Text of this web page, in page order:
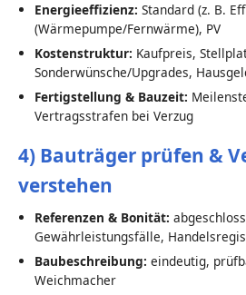
Energieeffizienz: Standard (z. B.
(Wärmepumpe/Fernwärme), PV
Kostenstruktur: Kaufpreis,
Sonderwünsche/Upgrades,
Fertigstellung & Bauzeit:
Vertragsstrafen bei Verzug
4) Bauträger prüfen &
verstehen
Referenzen & Bonität:
Gewährleistungsfälle,
Baubeschreibung: eindeutig,
Weichmacher